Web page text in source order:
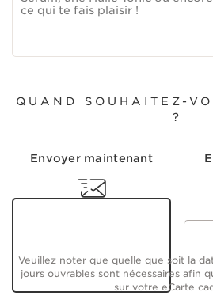
QUAND SOUHAITEZ-
?
Envoyer maintenant
Veuillez noter que quelle que soit la
jours ouvrables sont nécessaires afin
sur votre eCarte